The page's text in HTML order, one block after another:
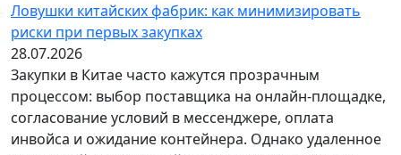
Ловушки китайских фабрик: как минимизировать
риски при первых закупках
28.07.2026
Закупки в Китае часто кажутся прозрачным
процессом: выбор поставщика на онлайн-площадке,
согласование условий в мессенджере, оплата
инвойса и ожидание контейнера. Однако удаленное